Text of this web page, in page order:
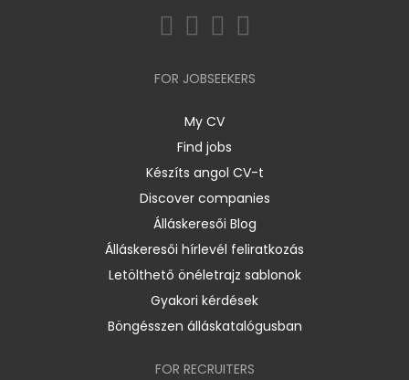
FOR JOBSEEKERS
My CV
Find jobs
Készíts angol CV-t
Discover companies
Álláskeresői Blog
Álláskeresői hírlevél feliratkozás
Letölthető önéletrajz sablonok
Gyakori kérdések
Böngésszen álláskatalógusban
FOR RECRUITERS